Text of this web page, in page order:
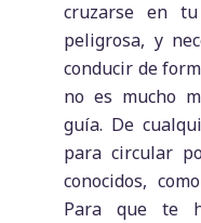
cruzarse en
peligrosa, y
conducir de
no es mucho
guía. De
para circular
conocidos,
Para que te